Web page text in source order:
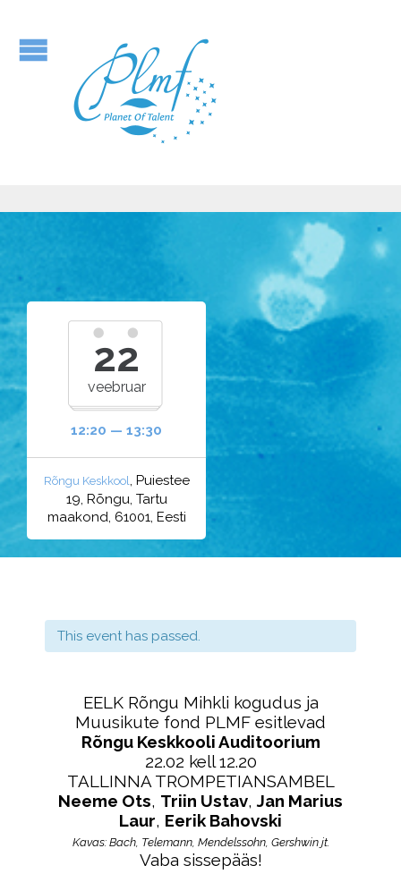
22
veebruar
12:20 — 13:30
Rõngu Keskkool, Puiestee
19, Rõngu, Tartu
maakond, 61001, Eesti
This event has passed.
EELK Rõngu Mihkli kogudus ja
Muusikute fond PLMF esitlevad
Rõngu Keskkooli Auditoorium
22.02 kell 12.20
TALLINNA TROMPETIANSAMBEL
Neeme Ots, Triin Ustav, Jan Marius
Laur, Eerik Bahovski
Kavas: Bach, Telemann, Mendelssohn, Gershwin jt.
Vaba sissepääs!